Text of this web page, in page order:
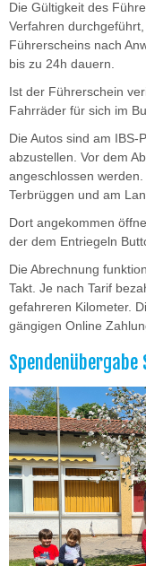
Die Gültigkeit des
Verfahren
Führerscheins nach
bis zu 24h dauern.
Ist der Führerschein
Fahrräder für sich im
Die Autos sind am
abzustellen. Vor dem
angeschlossen
Terbrüggen und am
Dort angekommen
der dem Entriegeln
Die Abrechnung
Takt. Je nach Tarif
gefahreren Kilometer.
gängigen Online